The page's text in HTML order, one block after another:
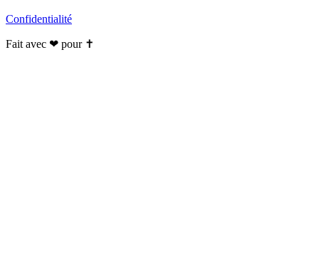
Confidentialité
Fait avec ❤ pour ✝️️